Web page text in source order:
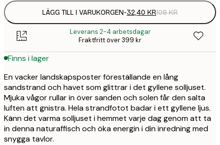
LÄGG TILL I VARUKORGEN-32,40 KR108 KR
Leverans 2-4 arbetsdagar
Fraktfritt över 399 kr
Finns i lager
En vacker landskapsposter föreställande en lång
sandstrand och havet som glittrar i det gyllene solljuset.
Mjuka vågor rullar in över sanden och solen får den salta
luften att gnistra. Hela strandfotot badar i ett gyllene ljus.
Känn det varma solljuset i hemmet varje dag genom att ta
in denna naturaffisch och öka energin i din inredning med
snygga tavlor.